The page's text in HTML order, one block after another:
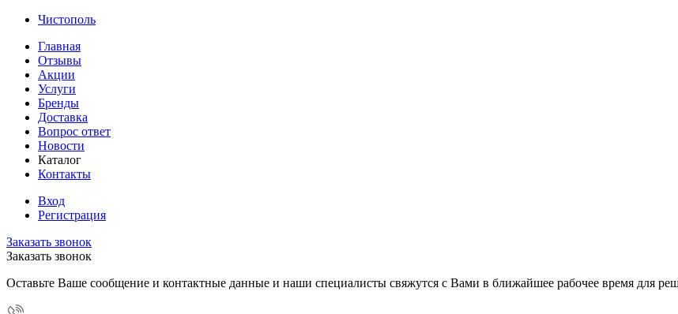
Чистополь
Главная
Отзывы
Акции
Услуги
Бренды
Доставка
Вопрос ответ
Новости
Каталог
Контакты
Вход
Регистрация
Заказать звонок
Заказать звонок
Оставьте Ваше сообщение и контактные данные и наши специалисты свяжутся с Вами в ближайшее рабочее время для